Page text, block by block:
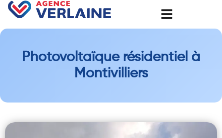
Photovoltaïque résidentiel à
Montivilliers